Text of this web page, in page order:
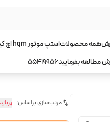
همه محصولاتاستپ موتور hqm اچ کیو ام
مطالعه بفرمایید55419956
مرتب‌سازی براساس: